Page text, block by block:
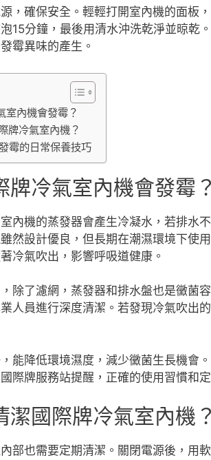
，確保安全。輕輕打開室內機的面板
15分鐘，最後用清水沖洗乾淨並晾乾。
霉異味的產生。
室內機會發霉？
牌冷氣室內機？
霉的日常保養技巧
牌冷氣室內機會發霉？
內機的蒸發器會產生冷凝水，若排水
然設計優良，但長期在潮濕環境下使
冷氣吹出，影響呼吸道健康。
除了濾網，蒸發器和排水盤也是黴菌
人員進行深度清潔。若發現冷氣吹出
能降低環境濕度，減少黴菌生長機會
際牌服務站提醒，正確的使用習慣和
潔國際牌冷氣室內機？
部也需要定期清潔。關閉電源後，用